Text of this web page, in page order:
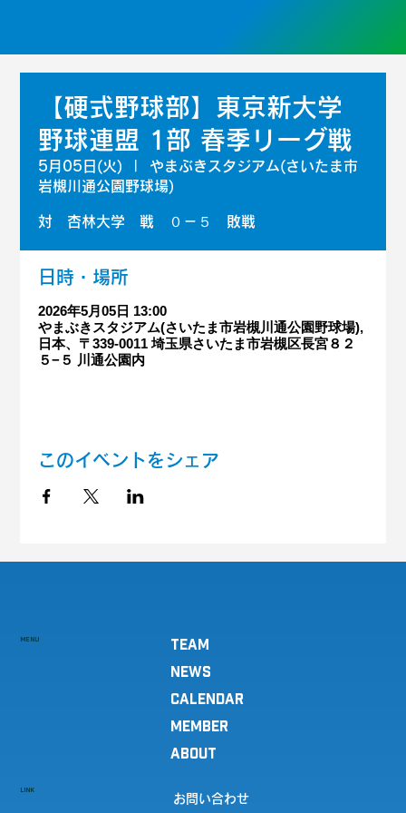
【硬式野球部】東京新大学
野球連盟 1部 春季リーグ戦
5月05日(火)
やまぶきスタジアム(さいたま市
岩槻川通公園野球場)
対 杏林大学 戦 ０－５ 敗戦
日時・場所
2026年5月05日 13:00
やまぶきスタジアム(さいたま市岩槻川通公園野球場),
日本、〒339-0011 埼玉県さいたま市岩槻区長宮８２
５−５ 川通公園内
このイベントをシェア
MENU
TEAM
NEWS
CALENDAR
MEMBER
ABOUT
LINK
お問い合わせ